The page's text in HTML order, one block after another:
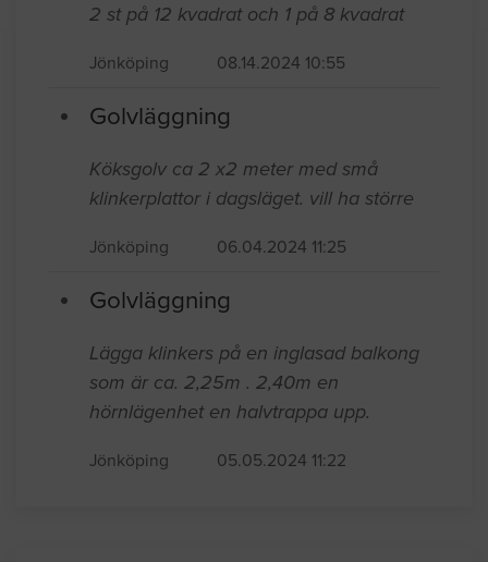
Golvläggning
Det gäller 3st rum som behöver nytt golv
2 st på 12 kvadrat och 1 på 8 kvadrat
Golvläggning
Köksgolv ca 2 x2 meter med små
klinkerplattor i dagsläget. vill ha större
Golvläggning
som är ca. 2,25m . 2,40m en